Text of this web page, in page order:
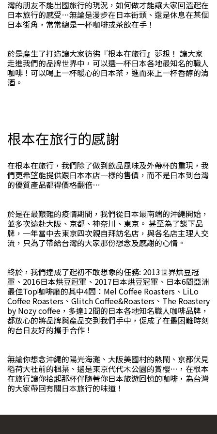
灣的朋友不能出國旅行的現況，如何做才能讓大家回溫起在
日本旅行的感受…無論是漫步在日本街頭、還是休息在某個
日本街角，常常總是一杯咖啡或茶飲在手！
於是產生了打造讓大家彷彿『根本在旅行』夢想！ 讓大家
走進我們的品牌世界中，可以選一杯日本各地最知名的職人
咖啡！可以喝上一杯暖心的日本茶，進而來上一杯香醇的清
酒。
根本在旅行的感謝
在根本在旅行，我們除了做到飲品風味及外帶杯的重現，我
們更希望能提供跟日本本店一樣的售價，而不是日本到台灣
的優質產品都得價格翻倍…
於是在最艱難的疫情期間，我們從日本最南端的沖繩開始，
並多次遠赴大阪、京都、神奈川、東京。 甚至為了談下品
牌，一年當中去東京四次親自拜訪名店，與各名店主理人交
流，只為了帶給台灣的大家那份想念及感謝的心情。
終於，我們達成了起初不敢想象的任務: 2013世界烘豆冠
軍、2016日本烘豆冠軍、2017日本烘豆冠軍、日本6間亞洲
最佳Top咖啡廳的其中4間：Mel Coffee Roasters、LiLo
Coffee Roasters、Glitch Coffee&Roasters、The Roastery
by Nozy coffee，多達12間的日本各地知名職人咖啡品牌，
都放心的將品牌與產品交到我們手中，促成了在最困難時刻
的台日友好的攜手合作！
無論你想念沖繩的陽光海灘、大阪美國村的熱鬧、京都伏見
稻荷大社前的楓葉、還是東京代代木公園的賞櫻…，在根本
在旅行讓你拾起那杯伴隨著你日本旅遊回憶的咖啡，為台灣
的大家帶回有關日本旅行的味道！